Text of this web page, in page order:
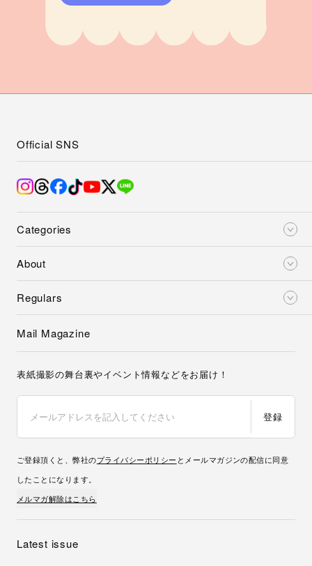
Categories
About
Regulars
Official SNS
Mail Magazine
表紙撮影の舞台裏やイベント情報などをお届け！
登録
ご登録頂くと、弊社のプライバシーポリシー とメールマガジンの配信に同意
したことになります。
メルマガ解除はこちら
Latest issue